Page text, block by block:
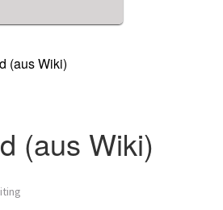
(aus Wiki)
(aus Wiki)